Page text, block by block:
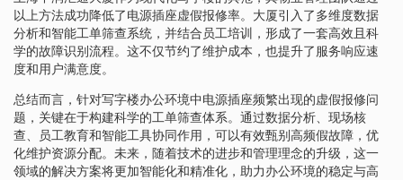
以上方法成功降低了电源插座虚假报修率。大厦引入了多维度数据
分析和智能工单筛查系统，并结合员工培训，形成了一套高效且科
学的故障识别流程。这不仅节约了维护成本，也提升了服务响应速
度和用户满意度。
总结而言，针对写字楼办公环境中电源插座频繁出现的虚假报修问
题，关键在于构建科学的工单筛查体系。通过数据分析、现场核
查、员工教育和智能工具协同作用，可以有效甄别高频假故障，优
化维护资源分配。未来，随着技术的进步和管理理念的升级，这一
领域的解决方案将更加智能化和精准化，助力办公环境的稳定与高